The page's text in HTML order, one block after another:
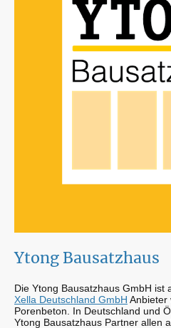
Ytong Bausatzhaus
Die Ytong Bausatzhaus GmbH ist
Xella Deutschland GmbH Anbieter
Porenbeton. In Deutschland und
Ytong Bausatzhaus Partner allen